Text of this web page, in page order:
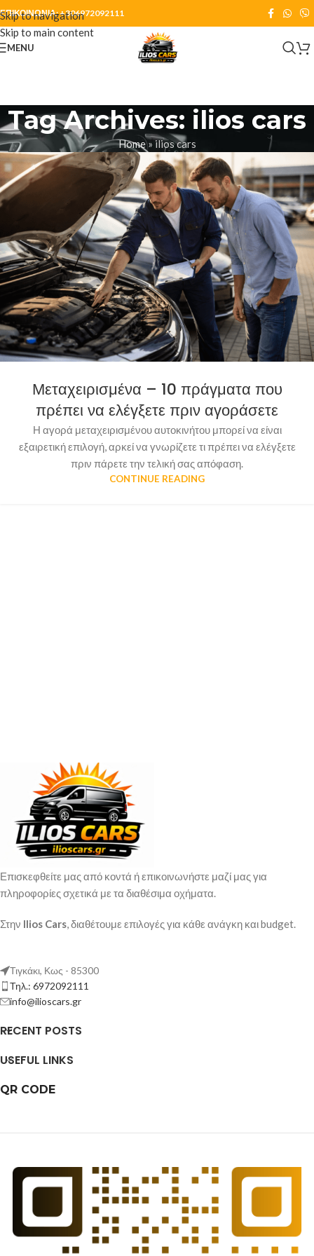
Skip to navigation
Skip to main content
ΕΠΙΚΟΙΝΩΝΙΑ:+306972092111
MENU
Tag Archives: ilios cars
Home»ilios cars
Μεταχειρισμένα – 10 πράγματα που
πρέπει να ελέγξετε πριν αγοράσετε
Η αγορά μεταχειρισμένου αυτοκινήτου μπορεί να είναι
εξαιρετική επιλογή, αρκεί να γνωρίζετε τι πρέπει να ελέγξετε
πριν πάρετε την τελική σας απόφαση.
CONTINUE READING
Επισκεφθείτε μας από κοντά ή επικοινωνήστε μαζί μας για
πληροφορίες σχετικά με τα διαθέσιμα οχήματα.
Στην Ilios Cars , διαθέτουμε επιλογές για κάθε ανάγκη και budget.
Τιγκάκι, Κως - 85300
Τηλ.: 6972092111
info@ilioscars.gr
RECENT POSTS
USEFUL LINKS
QR CODE